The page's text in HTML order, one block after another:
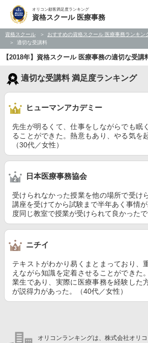
オリコン顧客満足度ランキング
資格スクール 医療事務
資格スクール おすすめの資格スクール 医療事務ランキン
適切な受講料
【2018年】資格スクール 医療事務の適切な受
適切な受講料 満足度ランキング
ヒューマンアカデミー
先生が明るくて、仕事をしながらでも眠
ることができた。熱意もあり、やる気を
（30代／女性）
日本医療事務協会
受けられなかった授業を他の場所で受け
講座を受けてから試験まで半年あく事情
度同じ教室で授業が受けられて良かったで
ニチイ
テキストがわかり易くまとまっており、
えながら知識を定着させることができた
業生であり、実際に医療事務を経験した
が説得力があった。（40代／女性）
オリコンランキングは、株式会社オリ